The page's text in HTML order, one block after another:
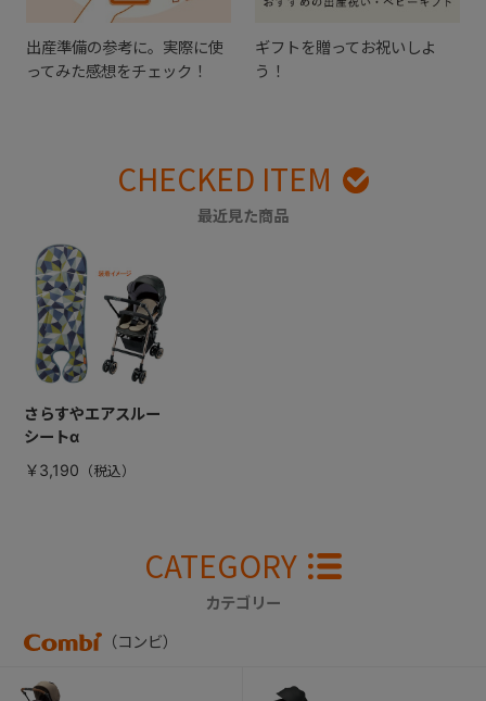
出産準備の参考に。実際に使
ってみた感想をチェック！
ギフトを贈ってお祝いしよ
う！
CHECKED ITEM
最近見た商品
さらすやエアスルー
シートα
￥3,190
CATEGORY
カテゴリー
（コンビ）